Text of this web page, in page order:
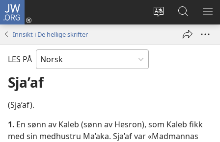
JW.ORG
Endre
Logg
inn
vindu)
Søk
på
JW.ORG
VIS
Innsikt i De hellige skrifter
LES PÅ
Sja’af
(Sjạ’af).
1. En sønn av Kaleb (sønn av Hesron), som Kaleb fikk
med sin medhustru Ma’aka. Sja’af var «Madmannas